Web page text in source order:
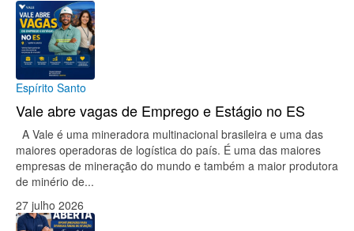
Espírito Santo
Vale abre vagas de Emprego e Estágio no ES
A Vale é uma mineradora multinacional brasileira e uma das
maiores operadoras de logística do país. É uma das maiores
empresas de mineração do mundo e também a maior produtora
de minério de...
27 julho 2026